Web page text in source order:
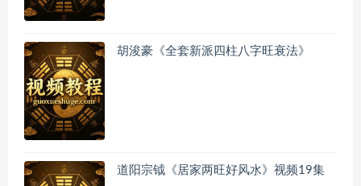
胡浚豪《全套新派四柱八字旺衰法》
道阳宗钺《居家两旺好风水》视频19集